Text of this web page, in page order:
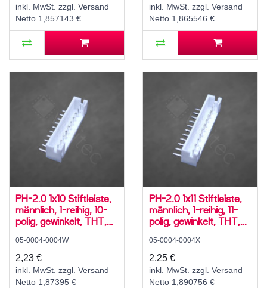
inkl. MwSt. zzgl. Versand
Netto 1,857143 €
inkl. MwSt. zzgl. Versand
Netto 1,865546 €
PH-2.0 1x10 Stiftleiste,
männlich, 1-reihig, 10-
polig, gewinkelt, THT,
05-0004-0004W
2,23 €
inkl. MwSt. zzgl. Versand
Netto 1,87395 €
PH-2.0 1x11 Stiftleiste,
männlich, 1-reihig, 11-
polig, gewinkelt, THT,
05-0004-0004X
2,25 €
inkl. MwSt. zzgl. Versand
Netto 1,890756 €